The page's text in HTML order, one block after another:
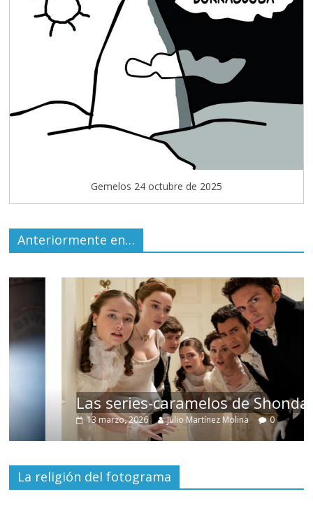
Gemelos 24 octubre de 2025
Anteriormente en…
Las series-caramelos de Shondaland
13 marzo, 2026 Julio Martínez Molina 0
La religión del fotograma